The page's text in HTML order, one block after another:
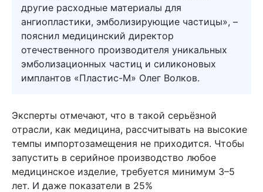
другие расходные материалы для
ангиопластики, эмболизирующие частицы», –
пояснил медицинский директор
отечественного производителя уникальных
эмболизационных частиц и силиконовых
имплантов «Пластис-М» Олег Волков.
Эксперты отмечают, что в такой серьёзной
отрасли, как медицина, рассчитывать на высокие
темпы импортозамещения не приходится. Чтобы
запустить в серийное производство любое
медицинское изделие, требуется минимум 3–5
лет. И даже показатели в 25%